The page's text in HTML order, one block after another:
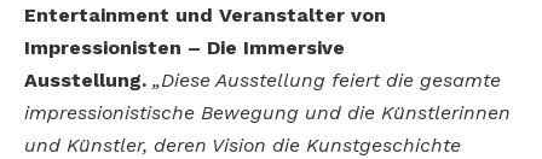
Entertainment und Veranstalter von
Impressionisten – Die Immersive
Ausstellung. „Diese Ausstellung feiert die gesamte
impressionistische Bewegung und die Künstlerinnen
und Künstler, deren Vision die Kunstgeschichte